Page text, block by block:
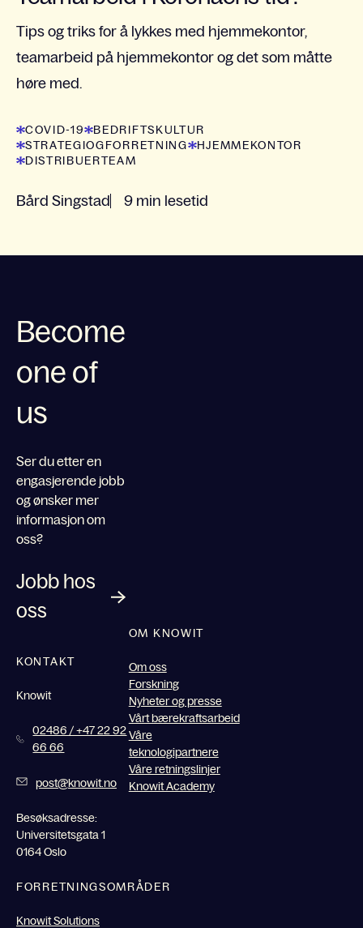
Tips og triks for å lykkes med hjemmekontor,
teamarbeid på hjemmekontor og det som måtte
høre med.
COVID-19
BEDRIFTSKULTUR
STRATEGIOGFORRETNING
HJEMMEKONTOR
DISTRIBUERTEAM
Bård Singstad 9 min lesetid
Become
one of
us
Ser du etter en
engasjerende jobb
og ønsker mer
informasjon om
oss?
Jobb hos
oss
KONTAKT
Knowit
02486 / +47 22 92
66 66
post@knowit.no
Besøksadresse:
Universitetsgata 1
0164 Oslo
OM KNOWIT
Om oss
Forskning
Nyheter og presse
Vårt bærekraftsarbeid
Våre
teknologipartnere
Våre retningslinjer
Knowit Academy
FORRETNINGSOMRÅDER
Knowit Solutions